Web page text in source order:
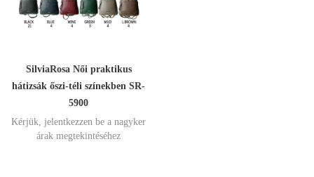
SilviaRosa Női praktikus
hátizsák őszi-téli színekben SR-
5900
Kérjük, jelentkezzen be a nagyker
árak megtekintéséhez